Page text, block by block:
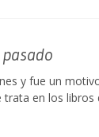
y fue un
trata en los